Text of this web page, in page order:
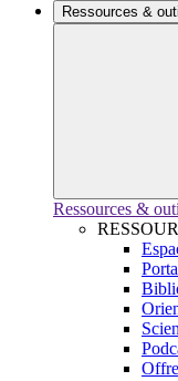
Ressources &
Ressources &